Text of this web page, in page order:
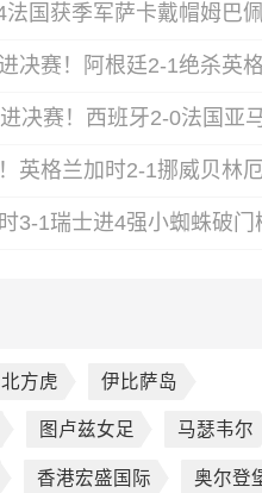
北方虎 伊比萨岛
图卢兹女足 马瑟韦尔
香港宏盛国际 奥尔登